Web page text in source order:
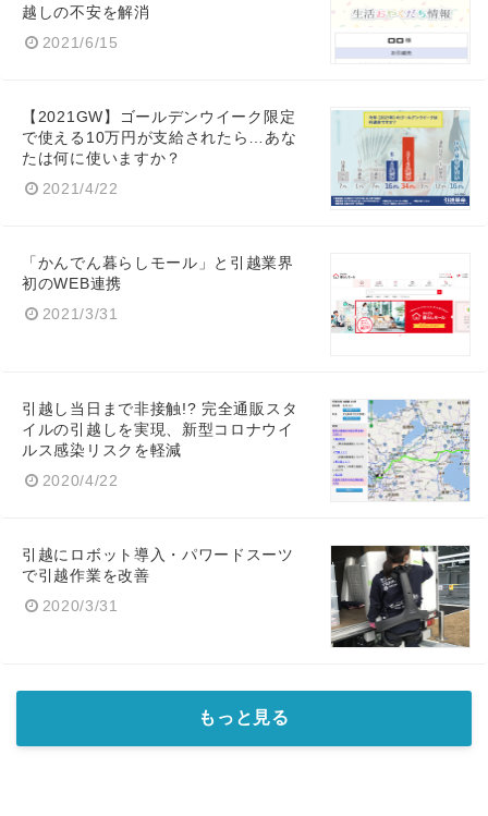
越しの不安を解消
2021/6/15
【2021GW】ゴールデンウイーク限定
で使える10万円が支給されたら…あな
たは何に使いますか？
2021/4/22
「かんでん暮らしモール」と引越業界
初のWEB連携
2021/3/31
引越し当日まで非接触!? 完全通販スタ
イルの引越しを実現、新型コロナウイ
ルス感染リスクを軽減
2020/4/22
引越にロボット導入・パワードスーツ
で引越作業を改善
2020/3/31
もっと見る